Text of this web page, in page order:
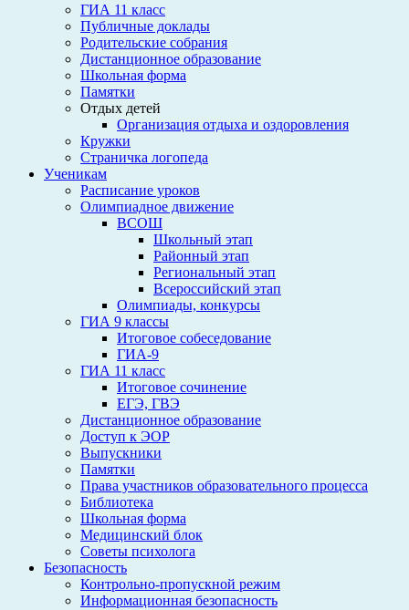
ГИА 11 класс
Публичные доклады
Родительские собрания
Дистанционное образование
Школьная форма
Памятки
Отдых детей
Организация отдыха и оздоровления
Кружки
Страничка логопеда
Ученикам
Расписание уроков
Олимпиадное движение
ВСОШ
Школьный этап
Районный этап
Региональный этап
Всероссийский этап
Олимпиады, конкурсы
ГИА 9 классы
Итоговое собеседование
ГИА-9
ГИА 11 класс
Итоговое сочинение
ЕГЭ, ГВЭ
Дистанционное образование
Доступ к ЭОР
Выпускники
Памятки
Права участников образовательного процесса
Библиотека
Школьная форма
Медицинский блок
Советы психолога
Безопасность
Контрольно-пропускной режим
Информационная безопасность